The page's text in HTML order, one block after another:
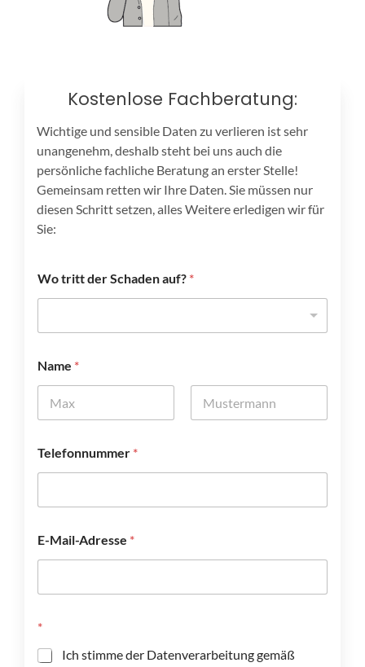
Kostenlose Fachberatung:
Wichtige und sensible Daten zu verlieren ist sehr
unangenehm, deshalb steht bei uns auch die
persönliche fachliche Beratung an erster Stelle!
Gemeinsam retten wir Ihre Daten. Sie müssen nur
diesen Schritt setzen, alles Weitere erledigen wir für
Sie:
Wo tritt der Schaden auf? *
Name *
a
m
*
Telefonnummer *
E-Mail-Adresse *
*
Ich stimme der Datenverarbeitung gemäß